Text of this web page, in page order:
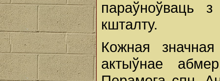
параўноўваць з
кшталту.
Кожная
актыўнае